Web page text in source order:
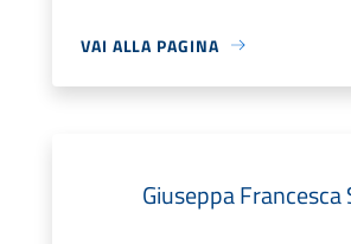
VAI ALLA PAGINA
Giuseppa Francesca